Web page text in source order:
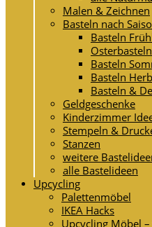
Malen & Zeichnen
Basteln nach
Basteln
Basteln
Basteln
Basteln &
Geldgeschenke
Kinderzimmer
Stempeln &
Stanzen
weitere
alle Bastelideen
Upcycling
Palettenmöbel
IKEA Hacks
Upcycling Möbel